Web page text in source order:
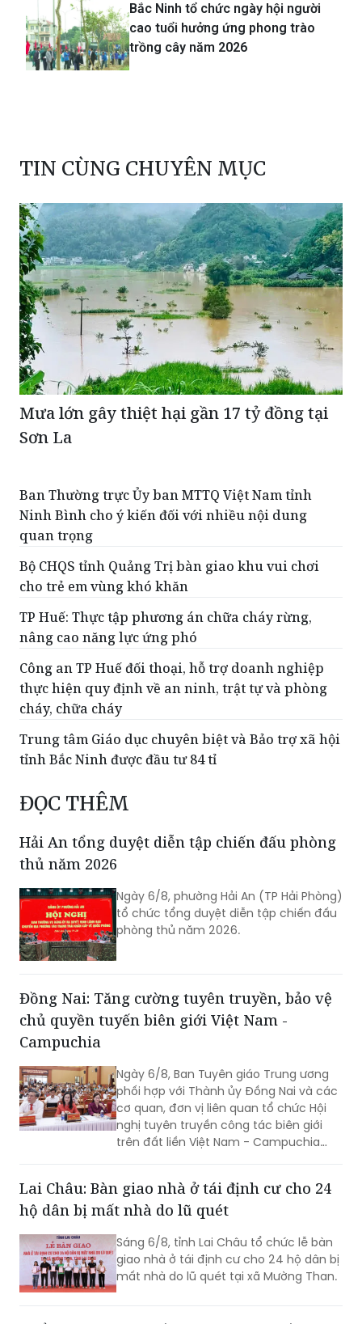
Bắc Ninh tổ chức ngày hội người
cao tuổi hưởng ứng phong trào
trồng cây năm 2026
TIN CÙNG CHUYÊN MỤC
Mưa lớn gây thiệt hại gần 17 tỷ đồng tại
Sơn La
Ban Thường trực Ủy ban MTTQ Việt Nam tỉnh
Ninh Bình cho ý kiến đối với nhiều nội dung
quan trọng
Bộ CHQS tỉnh Quảng Trị bàn giao khu vui chơi
cho trẻ em vùng khó khăn
TP Huế: Thực tập phương án chữa cháy rừng,
nâng cao năng lực ứng phó
Công an TP Huế đối thoại, hỗ trợ doanh nghiệp
thực hiện quy định về an ninh, trật tự và phòng
cháy, chữa cháy
Trung tâm Giáo dục chuyên biệt và Bảo trợ xã hội
tỉnh Bắc Ninh được đầu tư 84 tỉ
ĐỌC THÊM
Hải An tổng duyệt diễn tập chiến đấu phòng
thủ năm 2026
Ngày 6/8, phường Hải An (TP Hải Phòng)
tổ chức tổng duyệt diễn tập chiến đấu
phòng thủ năm 2026.
Đồng Nai: Tăng cường tuyên truyền, bảo vệ
chủ quyền tuyến biên giới Việt Nam -
Campuchia
Ngày 6/8, Ban Tuyên giáo Trung ương
phối hợp với Thành ủy Đồng Nai và các
cơ quan, đơn vị liên quan tổ chức Hội
nghị tuyên truyền công tác biên giới
trên đất liền Việt Nam - Campuchia
Lai Châu: Bàn giao nhà ở tái định cư cho 24
hộ dân bị mất nhà do lũ quét
Sáng 6/8, tỉnh Lai Châu tổ chức lễ bàn
giao nhà ở tái định cư cho 24 hộ dân bị
mất nhà do lũ quét tại xã Mường Than.